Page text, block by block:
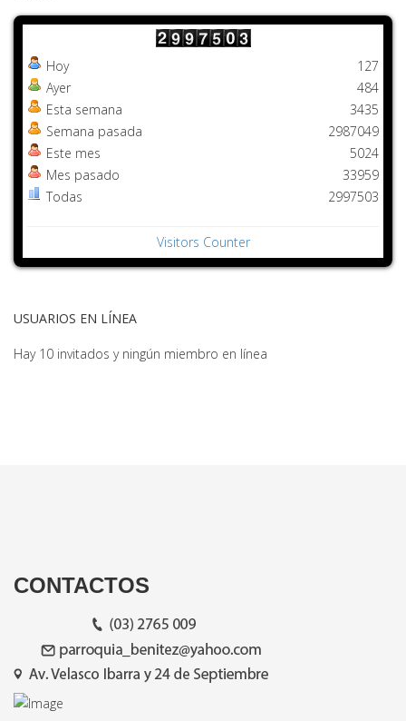
Hoy
Ayer
Esta semana
Semana pasada
Este mes
Mes pasado
Todas
127
484
3435
2987049
5024
33959
2997503
Visitors Counter
USUARIOS EN LÍNEA
Hay 10 invitados y ningún miembro en línea
CONTACTOS